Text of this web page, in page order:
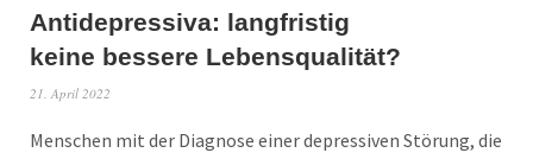
Antidepressiva: langfristig
keine bessere Lebensqualität?
21. April 2022
Menschen mit der Diagnose einer depressiven Störung, die